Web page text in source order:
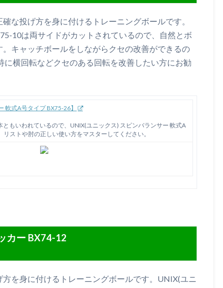
な投げ方を身に付けるトレーニングボールです。
10は両サイドがカットされているので、自然とボ
キャッチボールをしながらクセの改善ができるの
に横回転などクセのある回転を改善したい方にお勧
軟式A号タイプ BX75-26】
もいわれているので、UNIX(ユニックス) スピンバランサー 軟式A
ストや肘の正しい使い方をマスターしてください。
カー BX74-12
を身に付けるトレーニングボールです。UNIX(ユニ